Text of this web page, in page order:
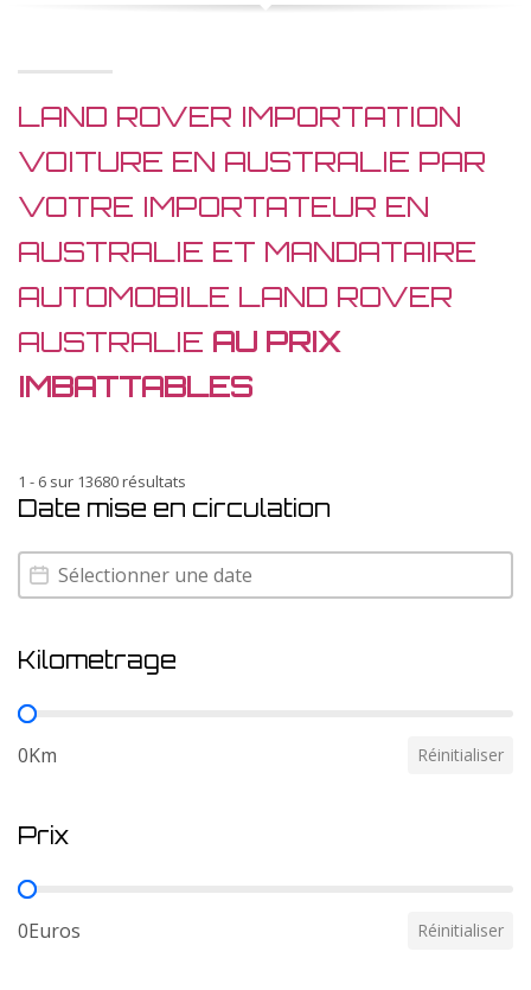
LAND ROVER IMPORTATION
VOITURE EN AUSTRALIE PAR
VOTRE IMPORTATEUR EN
AUSTRALIE ET MANDATAIRE
AUTOMOBILE LAND ROVER
AUSTRALIE AU PRIX
IMBATTABLES
1 - 6 sur 13680 résultats
Date mise en circulation
Date mise en circulation
Date mise en circulation
Kilometrage
Kilometrage
0Km Réinitialiser
Prix
Prix
0Euros Réinitialiser